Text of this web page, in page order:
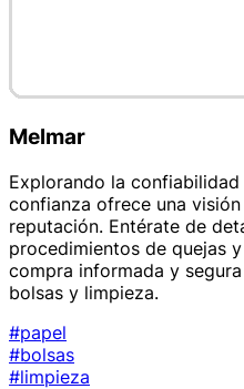
Melmar
Explorando la
confianza ofrece una
reputación. Entérate de
procedimientos de quejas
compra informada y
bolsas y limpieza.
#papel
#bolsas
#limpieza